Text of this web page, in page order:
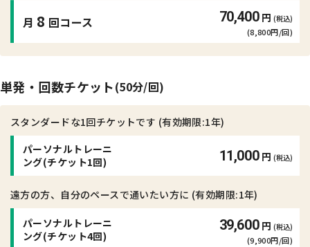
月 8 回コース 70,400 円 (税込)
(8,800円/回)
単発・回数チケット(50分/回)
スタンダードな1回チケットです (有効期限:1年)
パーソナルトレーニ
ング(チケット1回) 11,000 円 (税込)
遠方の方、自分のペースで通いたい方に (有効期限:1年)
パーソナルトレーニ
ング(チケット4回)
39,600 円 (税込)
(9,900円/回)